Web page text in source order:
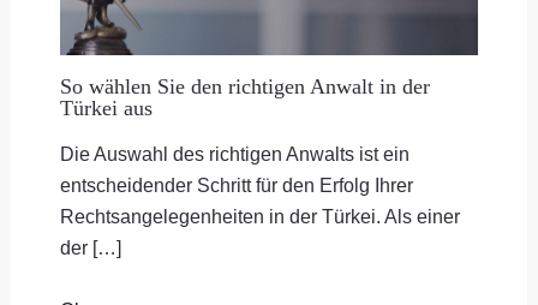
So wählen Sie den richtigen Anwalt in der
Türkei aus
Die Auswahl des richtigen Anwalts ist ein
entscheidender Schritt für den Erfolg Ihrer
Rechtsangelegenheiten in der Türkei. Als einer
der […]